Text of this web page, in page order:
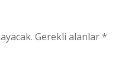
Gerekli alanlar*